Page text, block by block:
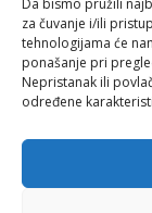
za čuvanje i/ili
tehnologijama će
ponašanje pri
Nepristanak ili
određene
gewährleistet
in der
welches
lichtschwach.
entspannt
dort sie
fähig wird &
verblasst,